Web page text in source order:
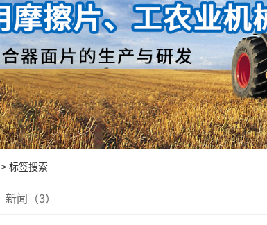
> 标签搜索
新闻（3）